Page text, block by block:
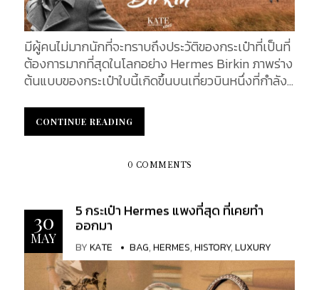
มีผู้คนไม่มากนักที่จะทราบถึงประวัติของกระเป๋าที่เป็นที่
ต้องการมากที่สุดในโลกอย่าง Hermes Birkin ภาพร่าง
ต้นแบบของกระเป๋าใบนี้เกิดขึ้นบนเที่ยวบินหนึ่งที่กำลัง
Jean-Louis Dumas (ฌ็อง-หลุยส์ ดูว์มา) CEO ของ
แบรนด์ Hermes เขาได้ดีไซน์กระเป๋าให้กับหญิงสาวที่ชื่อ
Birkin มีความเกี่ยวข้องกับกระเป๋า Hermes Birkin ยัง
CONTINUE READING
CONTINUE READING
0 COMMENTS
30
MAY
5 กระเป๋า Hermes แพงที่สุด ที่เคยทำ
ออกมา
BYKATE BAG,HERMES,HISTORY,LUXURY